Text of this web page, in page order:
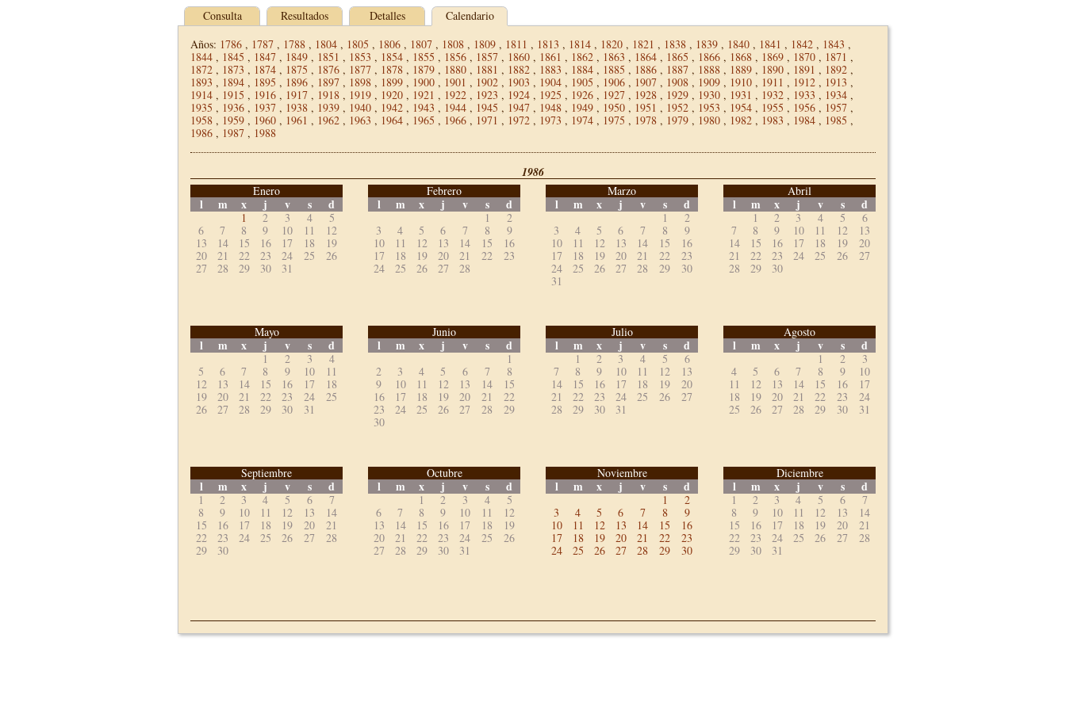
Consulta Resultados Detalles
Calendario
Años: 1786 , 1787 , 1788 , 1804 , 1805 , 1806 , 1807 , 1808 , 1809 , 1811 , 1813 , 1814 , 1820 , 1821 , 1838 , 1839 , 1840 , 1841 , 1842 , 1843 ,
1844 , 1845 , 1847 , 1849 , 1851 , 1853 , 1854 , 1855 , 1856 , 1857 , 1860 , 1861 , 1862 , 1863 , 1864 , 1865 , 1866 , 1868 , 1869 , 1870 , 1871 ,
1872 , 1873 , 1874 , 1875 , 1876 , 1877 , 1878 , 1879 , 1880 , 1881 , 1882 , 1883 , 1884 , 1885 , 1886 , 1887 , 1888 , 1889 , 1890 , 1891 , 1892 ,
1893 , 1894 , 1895 , 1896 , 1897 , 1898 , 1899 , 1900 , 1901 , 1902 , 1903 , 1904 , 1905 , 1906 , 1907 , 1908 , 1909 , 1910 , 1911 , 1912 , 1913 ,
1914 , 1915 , 1916 , 1917 , 1918 , 1919 , 1920 , 1921 , 1922 , 1923 , 1924 , 1925 , 1926 , 1927 , 1928 , 1929 , 1930 , 1931 , 1932 , 1933 , 1934 ,
1935 , 1936 , 1937 , 1938 , 1939 , 1940 , 1942 , 1943 , 1944 , 1945 , 1947 , 1948 , 1949 , 1950 , 1951 , 1952 , 1953 , 1954 , 1955 , 1956 , 1957 ,
1958 , 1959 , 1960 , 1961 , 1962 , 1963 , 1964 , 1965 , 1966 , 1971 , 1972 , 1973 , 1974 , 1975 , 1978 , 1979 , 1980 , 1982 , 1983 , 1984 , 1985 ,
1986 , 1987 , 1988
1986
Enero
l m x j v s d
1 2 3 4
5
6
7 8 9 10 11
12
13
14 15 16 17 18
19
20
21 22 23 24 25
26
27
28 29 30 31
Febrero
l m x j v s d
1
2
3
4 5 6 7 8
9
10
11 12 13 14 15
16
17
18 19 20 21 22
23
24
25 26 27 28
Marzo
l m x j v s d
1
2
3
4 5 6 7 8
9
10
11 12 13 14 15
16
17
18 19 20 21 22
23
24
25 26 27 28 29
30
31
Abril
l m x j v s d
1 2 3 4 5
6
7
8 9 10 11 12
13
14
15 16 17 18 19
20
21
22 23 24 25 26
27
28
29 30
Mayo
l m x j v s d
1 2 3
4
5
6 7 8 9 10
11
12
13 14 15 16 17
18
19
20 21 22 23 24
25
26
27 28 29 30 31
Junio
l m x j v s d
1
2
3 4 5 6 7
8
9
10 11 12 13 14
15
16
17 18 19 20 21
22
23
24 25 26 27 28
29
30
Julio
l m x j v s d
1 2 3 4 5
6
7
8 9 10 11 12
13
14
15 16 17 18 19
20
21
22 23 24 25 26
27
28
29 30 31
Agosto
l m x j v s d
1 2
3
4
5 6 7 8 9
10
11
12 13 14 15 16
17
18
19 20 21 22 23
24
25
26 27 28 29 30 31
Septiembre
l m x j v s d
1 2 3 4 5 6
7
8
9 10 11 12 13
14
15
16 17 18 19 20
21
22
23 24 25 26 27
28
29
30
Octubre
l m x j v s d
1 2 3 4
5
6
7 8 9 10 11
12
13
14 15 16 17 18
19
20
21 22 23 24 25
26
27
28 29 30 31
Noviembre
l m x j v s d
1
2
3
4 5 6 7 8
9
10
11 12 13 14 15
16
17
18 19 20 21 22
23
24
25 26 27 28 29 30
Diciembre
l m x j v s d
1 2 3 4 5 6
7
8
9 10 11 12 13
14
15
16 17 18 19 20
21
22
23 24 25 26 27
28
29
30 31